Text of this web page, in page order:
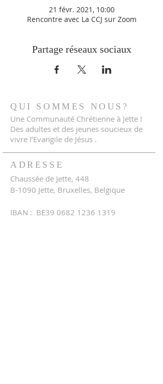
21 févr. 2021, 10:00
Rencontre avec La CCJ sur Zoom
Partage réseaux sociaux
QUI SOMMES NOUS?
ADRESSE
Une Communauté Chrétienne à Jette !
Des adultes et des jeunes soucieux de
vivre l’Evangile de Jésus .
Chaussée de Jette, 448
B-1090 Jette, Bruxelles, Belgique
IBAN : BE39 0682 1236 1319